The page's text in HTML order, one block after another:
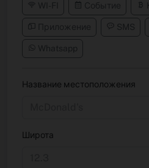
WI-FI Событие
Приложение SMS
Whatsapp
Название местоположения
Широта